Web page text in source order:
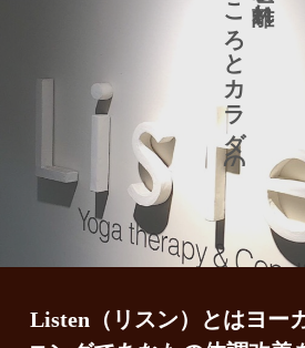
ろ
と
カ
ラ
ダ
の
に
を
か
た
Listen（リスン）とはヨー